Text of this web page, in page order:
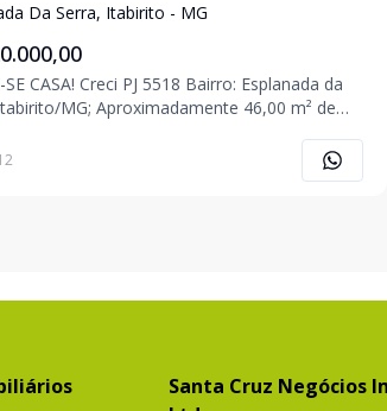
Da Serra, Itabirito - MG
Esplanada da
46,00 m² de
crescimento e valorização, a poucos minutos
Santa Cruz Negócios